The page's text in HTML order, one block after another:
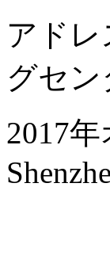
アド
グセン
2017